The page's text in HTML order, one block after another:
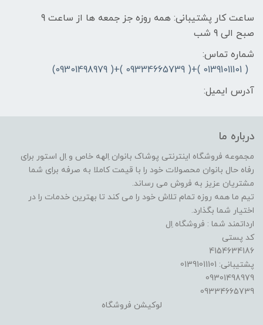
ساعت کار پشتیبانی: همه روزه جز جمعه ها از ساعت 9
صبح الی 9 شب
شماره تماس:
( 01391011101 )+( 09334665739 )+( 09301498979)
آدرس ایمیل:
درباره ما
مجموعه فروشگاه اینترنتی پوشاک بانوان اِلهه خاص و اِل استور برای
رفاه حال بانوان محصولات خود را با قیمت کاملا به صرفه برای شما
مشتریان عزیز به فروش می رساند.
تیم ما همه روزه تمام تلاش خود را می کند تا بهترین خدمات را در
اختیار شما بگذارد.
ارداتمند شما : فروشگاه اِل
کد پستی
4154634186
پشتیبانی: 01391011101
09301498979
09334665739
لوکیشن فروشگاه